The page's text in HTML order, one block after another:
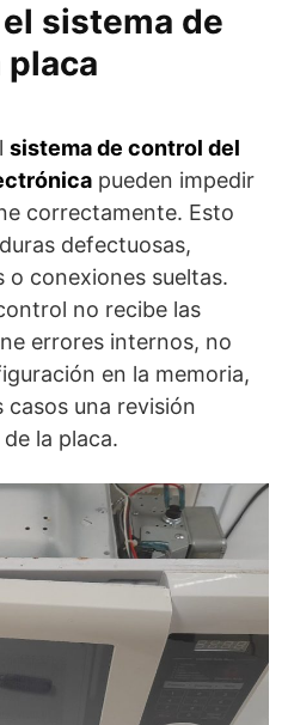
sistema de
placa
sistema de control del
pueden impedir
correctamente. Esto
defectuosas,
conexiones sueltas.
no recibe las
errores internos, no
en la memoria,
una revisión
la placa.